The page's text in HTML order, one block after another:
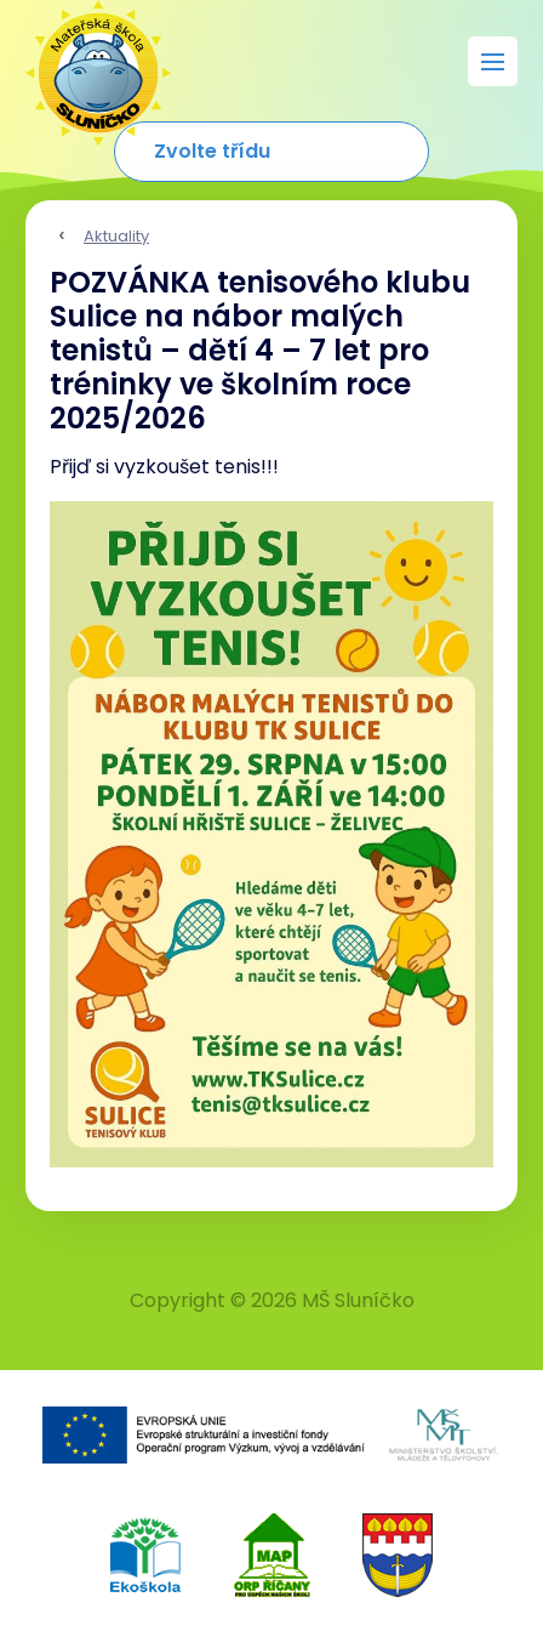
Aktuality
POZVÁNKA tenisového klubu
Sulice na nábor malých
tenistů – dětí 4 – 7 let pro
tréninky ve školním roce
2025/2026
Přijď si vyzkoušet tenis!!!
Copyright © 2026 MŠ Sluníčko